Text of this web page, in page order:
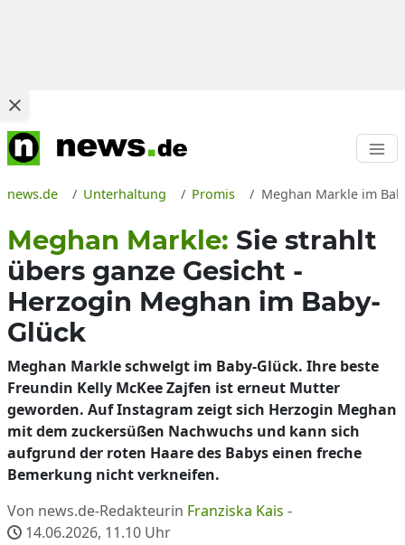
news.de Unterhaltung Promis Meghan Markle im
Meghan Markle: Sie strahlt
übers ganze Gesicht -
Herzogin Meghan im Baby-
Glück
Meghan Markle schwelgt im Baby-Glück. Ihre beste
Freundin Kelly McKee Zajfen ist erneut Mutter
geworden. Auf Instagram zeigt sich Herzogin Meghan
mit dem zuckersüßen Nachwuchs und kann sich
aufgrund der roten Haare des Babys einen freche
Bemerkung nicht verkneifen.
Von news.de-Redakteurin Franziska Kais -
14.06.2026, 11.10 Uhr